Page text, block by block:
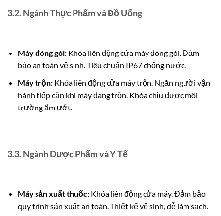
3.2. Ngành Thực Phẩm và Đồ Uống
Máy đóng gói:Khóa liên động cửa máy đóng gói. Đảm
bảo an toàn vệ sinh. Tiêu chuẩn IP67 chống nước.
Máy trộn:Khóa liên động cửa máy trộn. Ngăn người vận
hành tiếp cận khi máy đang trộn. Khóa chịu được môi
trường ẩm ướt.
3.3. Ngành Dược Phẩm và Y Tế
Máy sản xuất thuốc:Khóa liên động cửa máy. Đảm bảo
quy trình sản xuất an toàn. Thiết kế vệ sinh, dễ làm sạch.